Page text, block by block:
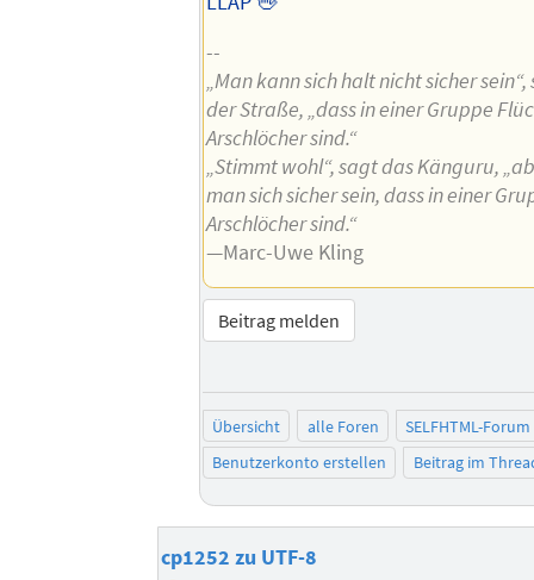
--
„Man kann sich halt nicht sicher
der Straße, „dass in einer Gruppe
Arschlöcher sind.“
„Stimmt wohl“, sagt das Känguru,
man sich sicher sein, dass in einer
Arschlöcher sind.“
—Marc-Uwe Kling
Beitrag melden
Übersicht alle Foren
SELFHTML-Forum
Benutzerkonto erstellen
Beitrag im
cp1252 zu UTF-8